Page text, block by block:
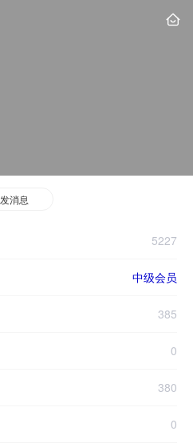
发消息
5227
中级会员
385
0
380
0